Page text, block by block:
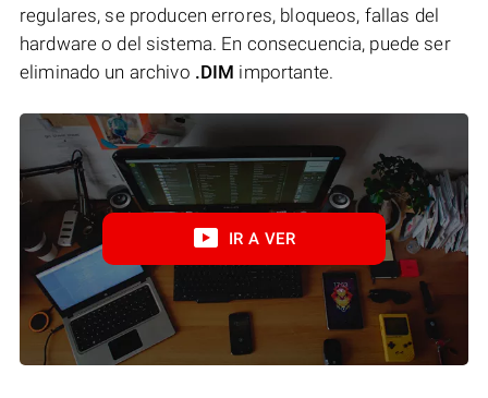
regulares, se producen errores, bloqueos, fallas del
hardware o del sistema. En consecuencia, puede ser
eliminado un archivo .DIM importante.
IR A VER